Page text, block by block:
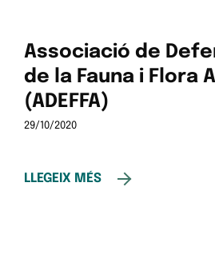
Associació de
de la Fauna i Flora
(ADEFFA)
29/10/2020
LLEGEIX MÉS